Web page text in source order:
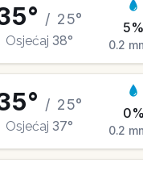
° / 25°
Osjećaj 38°
5%
0.2
° / 25°
Osjećaj 37°
0%
0.2